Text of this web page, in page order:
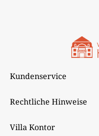
Kundenservice
Rechtliche Hinweise
Villa Kontor